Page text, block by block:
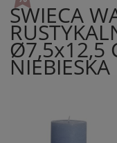
ŚWIECA
Ø7,5x12,5
NIEBIESKA